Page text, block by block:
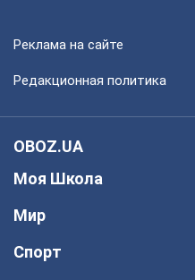
Реклама на сайте
Редакционная политика
OBOZ.UA
Моя Школа
Мир
Спорт